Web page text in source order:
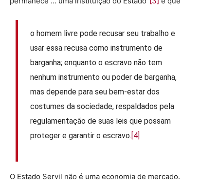
o homem livre pode recusar seu trabalho e
usar essa recusa como instrumento de
barganha; enquanto o escravo não tem
nenhum instrumento ou poder de barganha,
mas depende para seu bem-estar dos
costumes da sociedade, respaldados pela
regulamentação de suas leis que possam
proteger e garantir o escravo.[4]
O Estado Servil não é uma economia de mercado.